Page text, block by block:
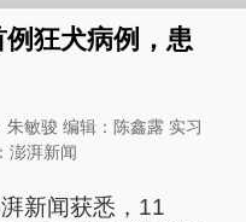
狂犬病例，患
朱敏骏 编辑：陈鑫露 实习
澎湃新闻
新闻获悉，11